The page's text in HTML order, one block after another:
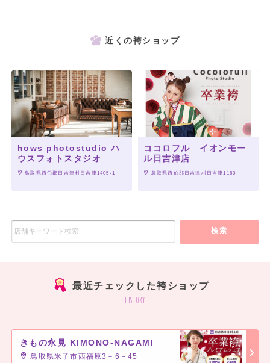
近くの袴ショップ
hows photostudio ハ
ウスフォトスタジオ
鳥取県西伯郡日吉津村日吉津1405-1
ココロフル イオンモー
ル日吉津店
鳥取県西伯郡日吉津村日吉津1160
検索
最近チェックした袴ショップ
history
きもの永見 KIMONO‐NAGAMI
鳥取県米子市西福原3－6－45